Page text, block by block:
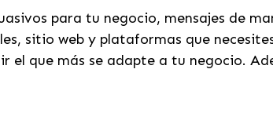
para tu negocio, mensajes de
sitio web y plataformas que
el que más se adapte a tu negocio.